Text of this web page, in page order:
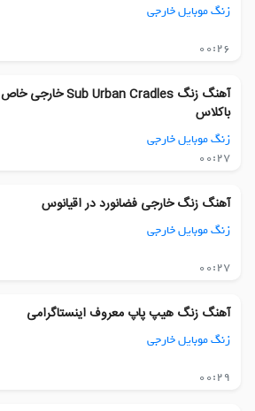
زنگ موبایل خارجی
00:26
آهنگ زنگ Sub Urban Cradles خارجی خاص
باکلاس
زنگ موبایل خارجی
00:27
آهنگ زنگ خارجی فضانورد در اقیانوس
زنگ موبایل خارجی
00:27
آهنگ زنگ هیپ پاپ معروف اینستاگرامی
زنگ موبایل خارجی
00:29